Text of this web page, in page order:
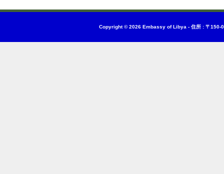
Copyright © 2026 Embassy of Libya - 住所 : 〒150-